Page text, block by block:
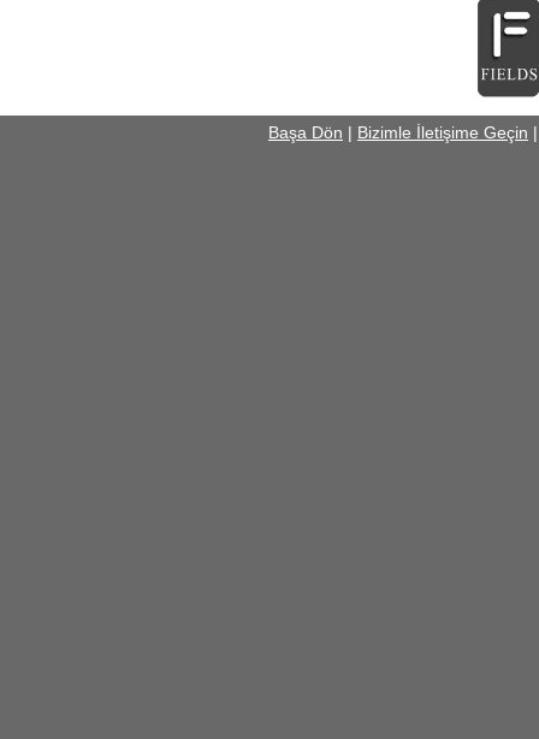
Başa Dön | Bizimle İletişime Geçin